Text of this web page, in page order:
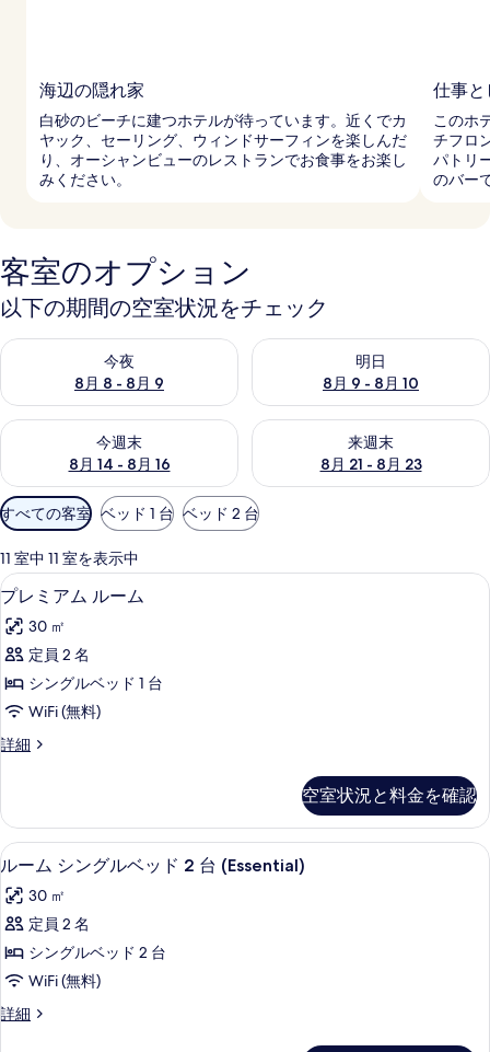
海辺の隠れ家
白砂のビーチに建つホテルが待っています。近くでカ
ヤック、セーリング、ウィンドサーフィンを楽しんだ
り、オーシャンビューのレストランでお食事をお楽し
みください。
仕事と
このホ
チフロ
パトリ
のバー
客室のオプション
以下の期間の空室状況をチェック
今夜
8月 8 - 8月 9
今夜 8月 8 - 8月 9 の空室状況をチェック
明日
8月 9 - 8月 10
明日 8月 9 - 8月 10 の空室状
今週末
8月 14 - 8月 16
今週末 8月 14 - 8月 16 の空室状況をチェック
来週末
8月 21 - 8月 23
来週末 8月 21 - 8月 23 の空室
利
用
可
能
な
客
室
の
り
込
件
すべての客室 ベッド 1 台 ベッド 2 台
11 室中 11 室を表示中
プ
レ
ミ
ア
ム
ル
ー
の
す
べ
て
の
写
真
を
高級寝具、ミニバー、セーフティボ
10
プレミアム ルーム
30 ㎡
定員 2 名
シングルベッド 1 台
WiFi (無料)
詳細
プ
ム
ル
ー
の
詳
空室状況と料金を確認
ル
ー
ム
シ
ン
グ
ル
高級寝具、ミニバー、セーフティボ
6
ルーム シングルベッド 2 台 (Essential)
30 ㎡
定員 2 名
シングルベッド 2 台
WiFi (無料)
詳細
ル